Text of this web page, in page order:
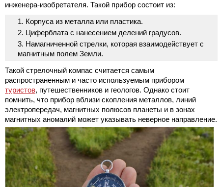
инженера-изобретателя. Такой прибор состоит из:
Корпуса из металла или пластика.
Циферблата с нанесением делений градусов.
Намагниченной стрелки, которая взаимодействует с
магнитным полем Земли.
Такой стрелочный компас считается самым
распространенным и часто используемым прибором
туристов, путешественников и геологов. Однако стоит
помнить, что прибор вблизи скопления металлов, линий
электропередач, магнитных полюсов планеты и в зонах
магнитных аномалий может указывать неверное направление.